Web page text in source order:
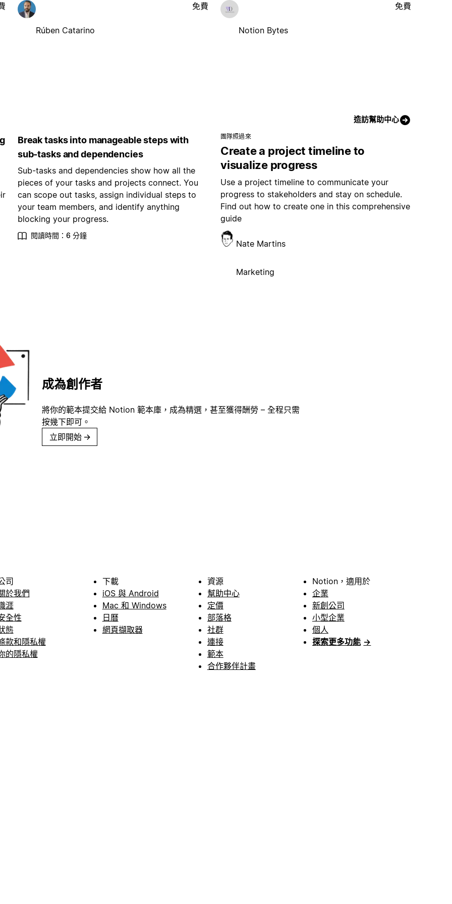
Rúben Catarino
免費
Notion Bytes
免費
造訪幫助中心
Break tasks into manageable steps with
sub-tasks and dependencies
Sub-tasks and dependencies show how all the
pieces of your tasks and projects connect. You
can scope out tasks, assign individual steps to
your team members, and identify anything
blocking your progress.
閱讀時間：6 分鐘
團隊照過來
Create a project timeline to
visualize progress
Use a project timeline to communicate your
progress to stakeholders and stay on schedule.
Find out how to create one in this comprehensive
guide
Nate Martins
Marketing
成為創作者
將你的範本提交給 Notion 範本庫，成為精選，甚至獲得酬勞 – 全程只需
按幾下即可。
立即開始 →
司
於我們
涯
全性
態
款和隱私權
的隱私權
下載
iOS 與 Android
Mac 和 Windows
日曆
網頁擷取器
資源
幫助中心
定價
部落格
社群
連接
範本
合作夥伴計畫
Notion，適用於
企業
新創公司
小型企業
個人
探索更多功能 →